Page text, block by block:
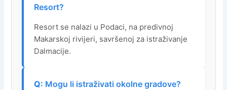
Resort?
Resort se nalazi u Podaci, na predivnoj
Makarskoj rivijeri, savršenoj za istraživanje
Dalmacije.
Mogu li istraživati okolne gradove?